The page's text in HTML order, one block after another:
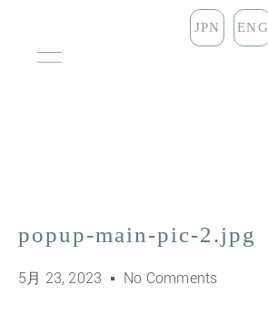
JPN ENG
popup-main-pic-2.jpg
5月 23, 2023 No Comments